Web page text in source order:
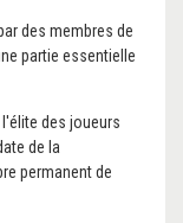
des membres de
partie essentielle
des joueurs
de la
permanent de